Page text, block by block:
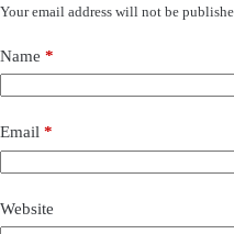
Your email address will not be
Name *
Email *
Website